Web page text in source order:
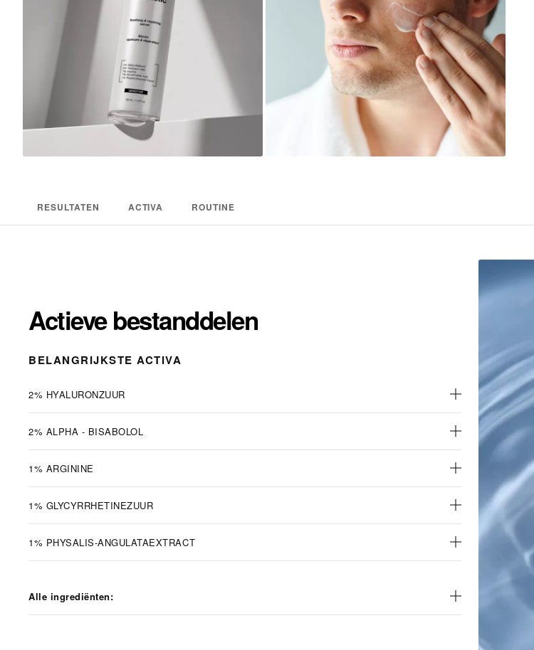
RESULTATEN ACTIVA ROUTINE
Actieve bestanddelen
BELANGRIJKSTE ACTIVA
2% HYALURONZUUR
2% ALPHA - BISABOLOL
1% ARGININE
1% GLYCYRRHETINEZUUR
1% PHYSALIS-ANGULATAEXTRACT
Alle ingrediënten: